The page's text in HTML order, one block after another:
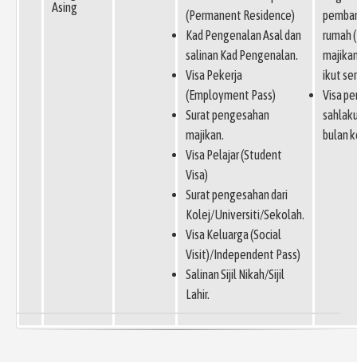
Asing
(Permanent Residence)
Kad Pengenalan Asal dan
salinan Kad Pengenalan.
Visa Pekerja
(Employment Pass)
Surat pengesahan
majikan.
Visa Pelajar (Student
Visa)
Surat pengesahan dari
Kolej/Universiti/Sekolah.
Visa Keluarga (Social
Visit)/Independent Pass)
Salinan Sijil Nikah/Sijil
Lahir.
rumah
ikut
Visa
bulan